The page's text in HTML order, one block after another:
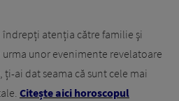
îndrepți atenția către familie şi
unor evenimente revelatoare
ai dat seama că sunt cele mai
Citește aici horoscopul